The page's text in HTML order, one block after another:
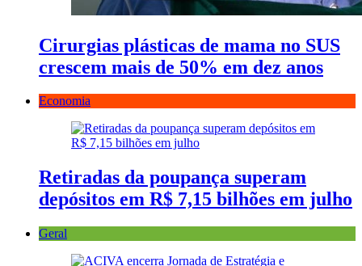
Cirurgias plásticas de mama no SUS
crescem mais de 50% em dez anos
Economia
Retiradas da poupança superam
depósitos em R$ 7,15 bilhões em julho
Geral